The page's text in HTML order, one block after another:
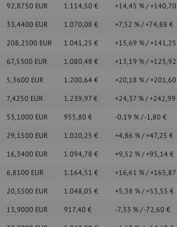
92,8750 EUR 1.114,50 € +14,45 %/+140,70
33,4400 EUR 1.070,08 € +7,52 %/+74,88 €
208,2500 EUR 1.041,25 € +15,69 %/+141,25
67,5300 EUR 1.080,48 € +13,19 %/+125,92
5,3600 EUR 1.200,64 € +20,18 %/+201,60
7,4250 EUR 1.239,97 € +24,37 %/+242,99
53,1000 EUR 955,80 € -0,19 %/-1,80 €
29,1500 EUR 1.020,25 € +4,86 %/+47,25 €
16,3400 EUR 1.094,78 € +9,52 %/+95,14 €
6,8100 EUR 1.164,51 € +16,61 %/+165,87
20,5500 EUR 1.048,05 € +5,38 %/+53,55 €
13,9000 EUR 917,40 € -7,33 %/-72,60 €